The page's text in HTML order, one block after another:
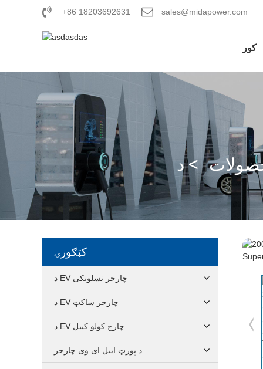
+86 18203692631 sales@midapower.com
کور
کټګورۍ
د EV چارجر نښلونکی
د EV چارجر ساکټ
د EV چارج کولو کیبل
د پورټ ایبل ای وی چارجر